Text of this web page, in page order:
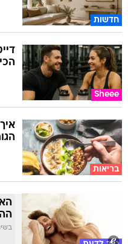
חדשות
Sheee
בריאות